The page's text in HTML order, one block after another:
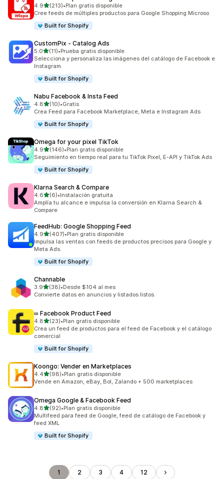
4.9de 5 estrellas
(213)
213 reseñas en total
•Plan gratis disponible
Cree feeds de múltiples productos para Google Shopping Microso
Built for Shopify
CustomPix ‑ Catalog Ads
5.0de 5 estrellas
(11)
11 reseñas en total
•Prueba gratis disponible
Selecciona y personaliza las imágenes del catálogo de Facebook e
Instagram.
Built for Shopify
Nabu Facebook & Insta Feed
4.8de 5 estrellas
(10)
10 reseñas en total
•Gratis
Crea Feed para Facebook Marketplace, Meta e Instagram Ads
Built for Shopify
Omega for your pixel TikTok
4.9de 5 estrellas
(146)
146 reseñas en total
•Plan gratis disponible
Seguimiento en tiempo real para tu TikTok Pixel, E-API y TikTok Ads
Built for Shopify
Klarna Search & Compare
4.6de 5 estrellas
(6)
6 reseñas en total
•Instalación gratuita
Amplía tu alcance e impulsa la conversión en Klarna Search &
Compare
FeedHub: Google Shopping Feed
4.9de 5 estrellas
(407)
407 reseñas en total
•Plan gratis disponible
Impulsa las ventas con feeds de productos precisos para Google y
Meta Ads.
Built for Shopify
Channable
3.9de 5 estrellas
(38)
38 reseñas en total
•Desde $104 al mes
Convierte datos en anuncios y listados listos.
∞ Facebook Product Feed
4.8de 5 estrellas
(23)
23 reseñas en total
•Plan gratis disponible
Crea un feed de productos para el feed de Facebook y el catálogo
comercial
Built for Shopify
Koongo: Vender en Marketplaces
4.4de 5 estrellas
(98)
98 reseñas en total
•Plan gratis disponible
Vende en Amazon, eBay, Bol, Zalando + 500 marketplaces
Omega Google & Facebook Feed
4.8de 5 estrellas
(92)
92 reseñas en total
•Plan gratis disponible
Multifeed para feed de Google, feed de catálogo de Facebook y
feed XML
Built for Shopify
1 2 3 4 12